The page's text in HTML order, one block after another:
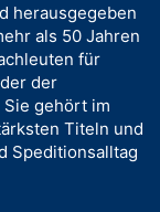
herausgegeben
als 50 Jahren
für
der
gehört im
Titeln und
Speditionsalltag